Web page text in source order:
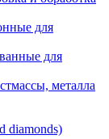
для
для
металла
diamonds)